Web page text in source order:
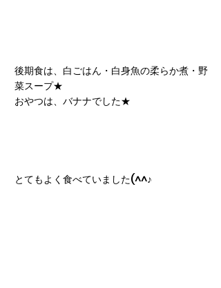
後期食は、白ごはん・白身魚の柔らか煮・野
菜スープ★
おやつは、バナナでした★
とてもよく食べていました(^^♪